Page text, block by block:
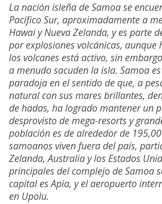
La nación isleña de Samoa se
Pacífico Sur, aproximadamente a
Hawai y Nueva Zelanda, y es parte
por explosiones volcánicas, aunque
los volcanes está activo, sin
a menudo sacuden la isla. Samoa
paradoja en el sentido de que, a
natural con sus mares brillantes,
de hadas, ha logrado mantener un
desprovisto de mega-resorts y
población es de alrededor de
samoanos viven fuera del país,
Zelanda, Australia y los Estados
principales del complejo de Samoa
capital es Apia, y el aeropuerto
en Upolu.